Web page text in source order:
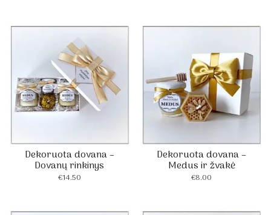
Dekoruota dovana –
Dovanų rinkinys
€14.50
Dekoruota dovana –
Medus ir žvakė
€8.00